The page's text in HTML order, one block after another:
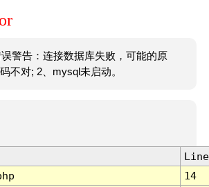
警告：连接数据库失败，可能的原
不对; 2、mysql未启动。
Line
14